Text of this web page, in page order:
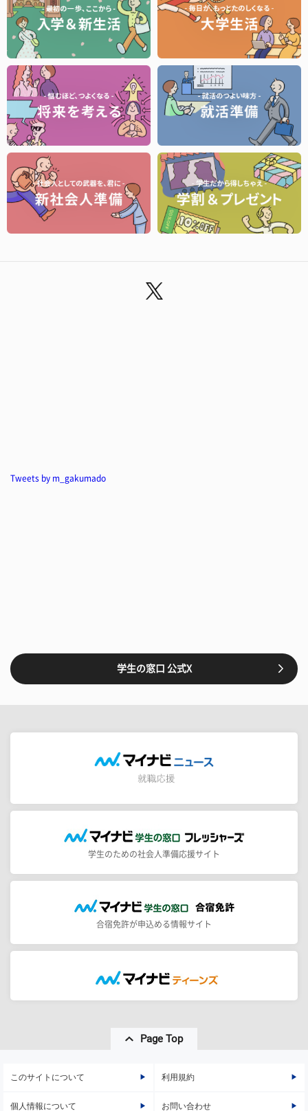
Tweets by m_gakumado
学生の窓口 公式X
学生のための社会人準備応援サイト
合宿免許が申込める情報サイト
Page Top
このサイトについて 利用規約
個人情報について お問い合わせ